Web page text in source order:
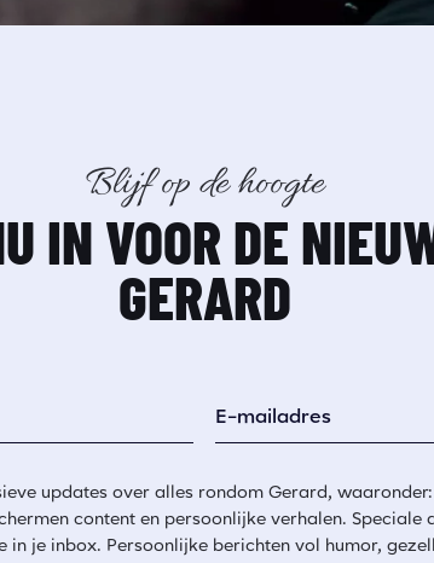
Blijf op de hoogte
IN VOOR DE
GERARD
E-mailadres
updates over alles rondom Gerard,
content en persoonlijke verhalen.
in je inbox. Persoonlijke berichten vol humor,